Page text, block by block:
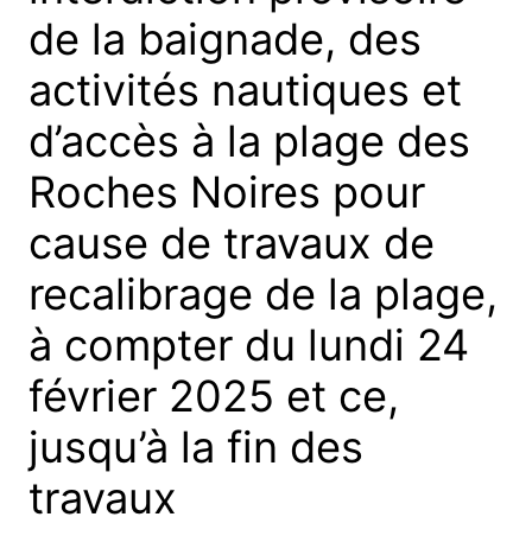
de la baignade, des
activités nautiques et
d’accès à la plage des
Roches Noires pour
cause de travaux de
recalibrage de la plage,
à compter du lundi 24
février 2025 et ce,
jusqu’à la fin des
travaux